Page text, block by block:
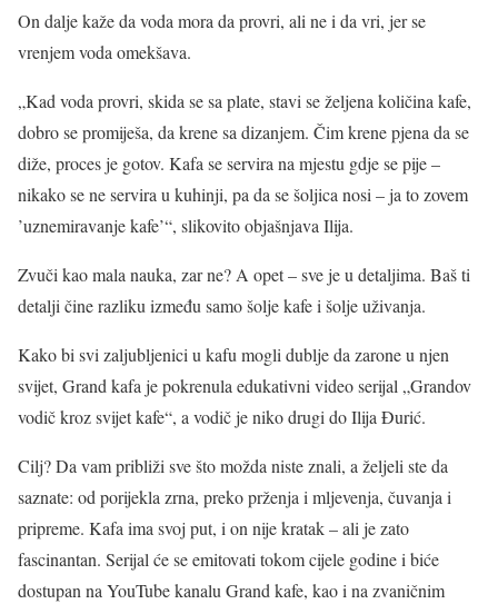
On dalje kaže da voda mora da provri, ali ne i da vri, jer se
vrenjem voda omekšava.
„Kad voda provri, skida se sa plate, stavi se željena količina kafe,
dobro se promiješa, da krene sa dizanjem. Čim krene pjena da se
diže, proces je gotov. Kafa se servira na mjestu gdje se pije –
nikako se ne servira u kuhinji, pa da se šoljica nosi – ja to zovem
’uznemiravanje kafe’“, slikovito objašnjava Ilija.
Zvuči kao mala nauka, zar ne? A opet – sve je u detaljima. Baš ti
detalji čine razliku između samo šolje kafe i šolje uživanja.
Kako bi svi zaljubljenici u kafu mogli dublje da zarone u njen
svijet, Grand kafa je pokrenula edukativni video serijal „Grandov
vodič kroz svijet kafe“, a vodič je niko drugi do Ilija Đurić.
Cilj? Da vam približi sve što možda niste znali, a željeli ste da
saznate: od porijekla zrna, preko prženja i mljevenja, čuvanja i
pripreme. Kafa ima svoj put, i on nije kratak – ali je zato
fascinantan. Serijal će se emitovati tokom cijele godine i biće
dostupan na YouTube kanalu Grand kafe, kao i na zvaničnim